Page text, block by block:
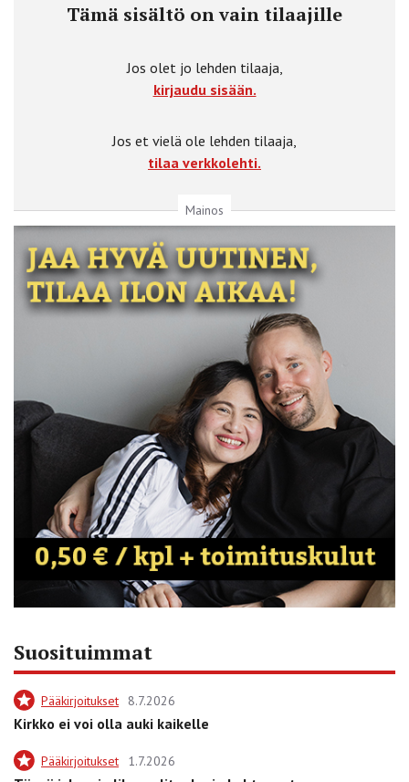
Tämä sisältö on vain tilaajille
Jos olet jo lehden tilaaja,
kirjaudu sisään.
Jos et vielä ole lehden tilaaja,
tilaa verkkolehti.
Mainos
Suosituimmat
Pääkirjoitukset 8.7.2026
Kirkko ei voi olla auki kaikelle
Pääkirjoitukset 1.7.2026